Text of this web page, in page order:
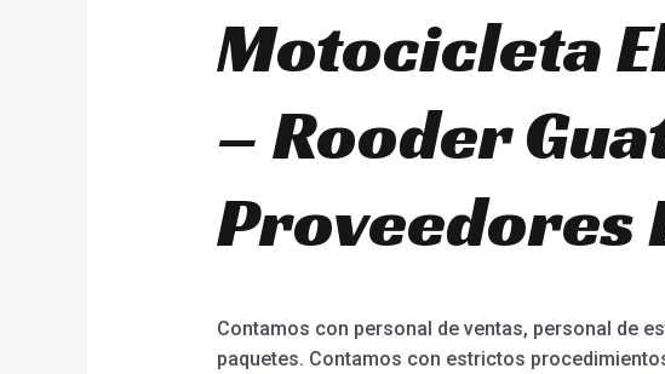
Motocicleta
– Rooder
Proveedores
Contamos con personal de ventas, personal de
paquetes. Contamos con estrictos